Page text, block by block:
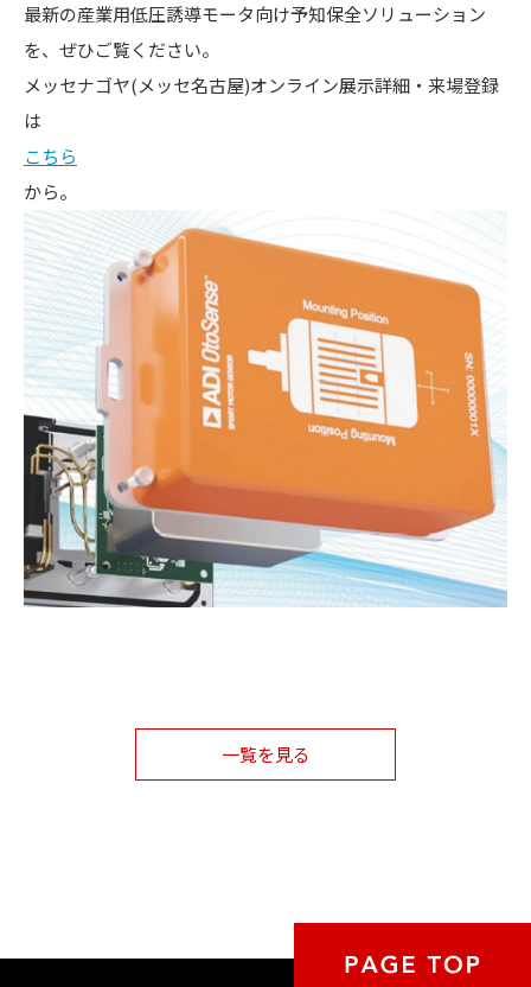
最新の産業用低圧誘導モータ向け予知保全ソリューション
を、ぜひご覧ください。
メッセナゴヤ(メッセ名古屋)オンライン展示詳細・来場登録
は
こちら
から。
一覧を見る